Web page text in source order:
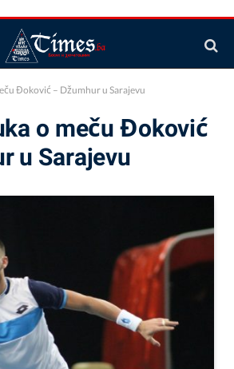
Đoković – Džumhur u Sarajevu
o meču Đoković
u Sarajevu